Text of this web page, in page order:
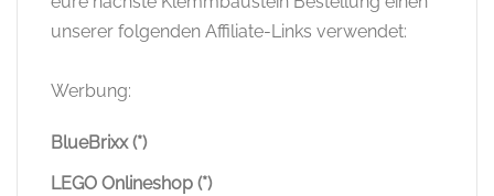
BRICKMO (*)
Lumibricks 10% Rabatt-Code: STEINEKANAL
Suchen